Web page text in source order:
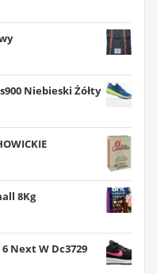
Niebieski Żółty
8Kg
Next W Dc3729